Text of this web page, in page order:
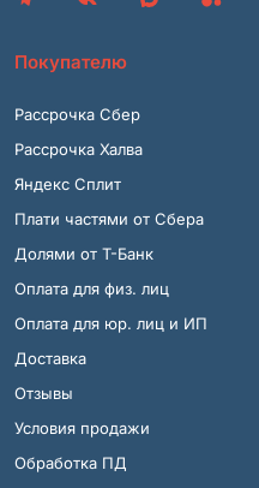
Покупателю
Рассрочка Сбер
Рассрочка Халва
Яндекс Сплит
Плати частями от Сбера
Долями от Т-Банк
Оплата для физ. лиц
Оплата для юр. лиц и ИП
Доставка
Отзывы
Условия продажи
Обработка ПД